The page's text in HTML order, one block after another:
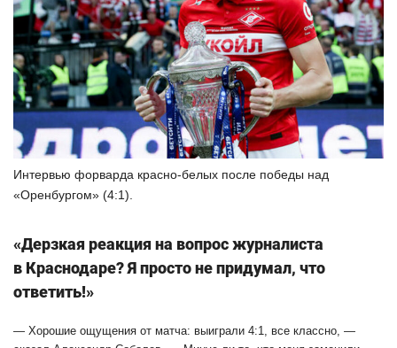
Интервью форварда красно-белых после победы над
«Оренбургом» (4:1).
«Дерзкая реакция на вопрос журналиста
в Краснодаре? Я просто не придумал, что
ответить!»
— Хорошие ощущения от матча: выиграли 4:1, все классно, —